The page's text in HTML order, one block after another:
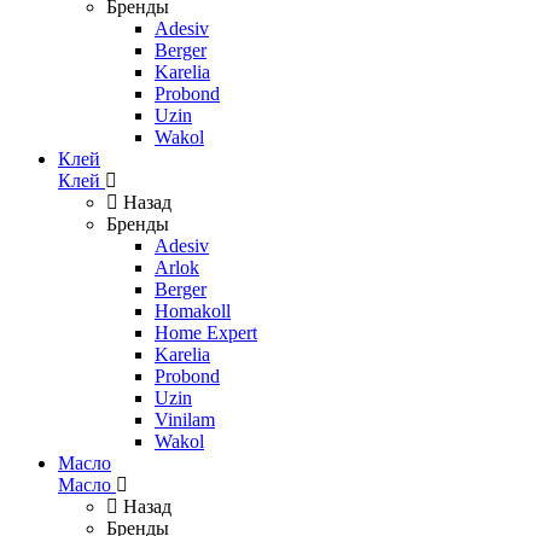
Бренды
Adesiv
Berger
Karelia
Probond
Uzin
Wakol
Клей
Клей
Назад
Бренды
Adesiv
Arlok
Berger
Homakoll
Home Expert
Karelia
Probond
Uzin
Vinilam
Wakol
Масло
Масло
Назад
Бренды